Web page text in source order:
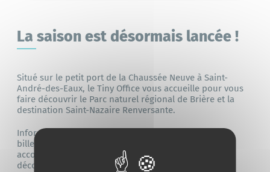
La saison est désormais lancée !
Situé sur le petit port de la Chaussée Neuve à Saint-
André-des-Eaux, le Tiny Office vous accueille pour vous
faire découvrir le Parc naturel régional de Brière et la
destination Saint-Nazaire Renversante.
Informations touristiques, conseils, documentation,
billetterie et idées de sorties : tout est réuni pour
accompagner habitants et visiteurs dans leurs
découvertes du territoire.